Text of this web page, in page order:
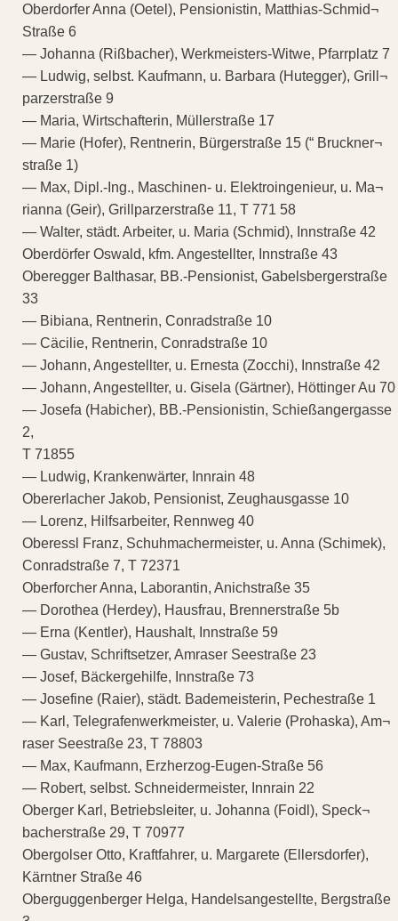
Oberdorfer Anna (Oetel), Pensionistin, Matthias-Schmid¬
Straße 6
— Johanna (Rißbacher), Werkmeisters-Witwe, Pfarrplatz 7
— Ludwig, selbst. Kaufmann, u. Barbara (Hutegger), Grill¬
parzerstraße 9
— Maria, Wirtschafterin, Müllerstraße 17
— Marie (Hofer), Rentnerin, Bürgerstraße 15 (“ Bruckner¬
straße 1)
— Max, Dipl.-Ing., Maschinen- u. Elektroingenieur, u. Ma¬
rianna (Geir), Grillparzerstraße 11, T 771 58
— Walter, städt. Arbeiter, u. Maria (Schmid), Innstraße 42
Oberdörfer Oswald, kfm. Angestellter, Innstraße 43
Oberegger Balthasar, BB.-Pensionist, Gabelsbergerstraße
33
— Bibiana, Rentnerin, Conradstraße 10
— Cäcilie, Rentnerin, Conradstraße 10
— Johann, Angestellter, u. Ernesta (Zocchi), Innstraße 42
— Johann, Angestellter, u. Gisela (Gärtner), Höttinger Au 70
— Josefa (Habicher), BB.-Pensionistin, Schießangergasse
2,
T 71855
— Ludwig, Krankenwärter, Innrain 48
Obererlacher Jakob, Pensionist, Zeughausgasse 10
— Lorenz, Hilfsarbeiter, Rennweg 40
Oberessl Franz, Schuhmachermeister, u. Anna (Schimek),
Conradstraße 7, T 72371
Oberforcher Anna, Laborantin, Anichstraße 35
— Dorothea (Herdey), Hausfrau, Brennerstraße 5b
— Erna (Kentler), Haushalt, Innstraße 59
— Gustav, Schriftsetzer, Amraser Seestraße 23
— Josef, Bäckergehilfe, Innstraße 73
— Josefine (Raier), städt. Bademeisterin, Pechestraße 1
— Karl, Telegrafenwerkmeister, u. Valerie (Prohaska), Am¬
raser Seestraße 23, T 78803
— Max, Kaufmann, Erzherzog-Eugen-Straße 56
— Robert, selbst. Schneidermeister, Innrain 22
Oberger Karl, Betriebsleiter, u. Johanna (Foidl), Speck¬
bacherstraße 29, T 70977
Obergolser Otto, Kraftfahrer, u. Margarete (Ellersdorfer),
Kärntner Straße 46
Oberguggenberger Helga, Handelsangestellte, Bergstraße